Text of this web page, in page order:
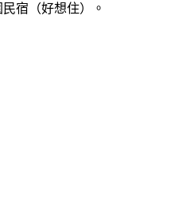
宿（好想住）。